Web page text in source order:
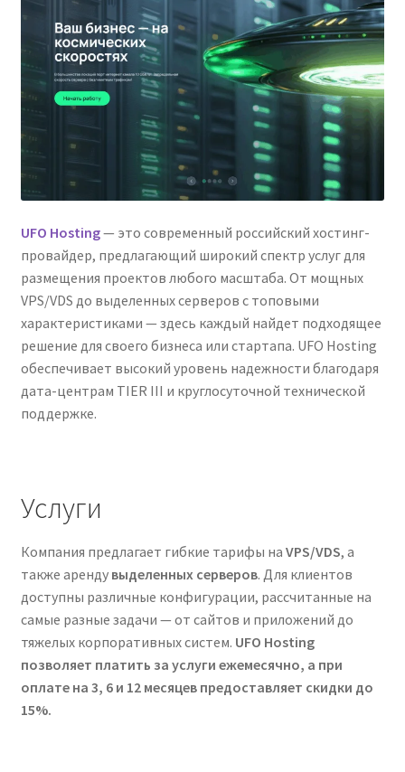
UFO Hosting— это современный российский хостинг-
провайдер, предлагающий широкий спектр услуг для
размещения проектов любого масштаба. От мощных
VPS/VDS до выделенных серверов с топовыми
характеристиками — здесь каждый найдет подходящее
решение для своего бизнеса или стартапа. UFO Hosting
обеспечивает высокий уровень надежности благодаря
дата-центрам TIER III и круглосуточной технической
поддержке.
Услуги
Компания предлагает гибкие тарифы на VPS/VDS, а
также аренду выделенных серверов. Для клиентов
доступны различные конфигурации, рассчитанные на
самые разные задачи — от сайтов и приложений до
тяжелых корпоративных систем. UFO Hosting
позволяет платить за услуги ежемесячно, а при
оплате на 3, 6 и 12 месяцев предоставляет скидки до
15%.